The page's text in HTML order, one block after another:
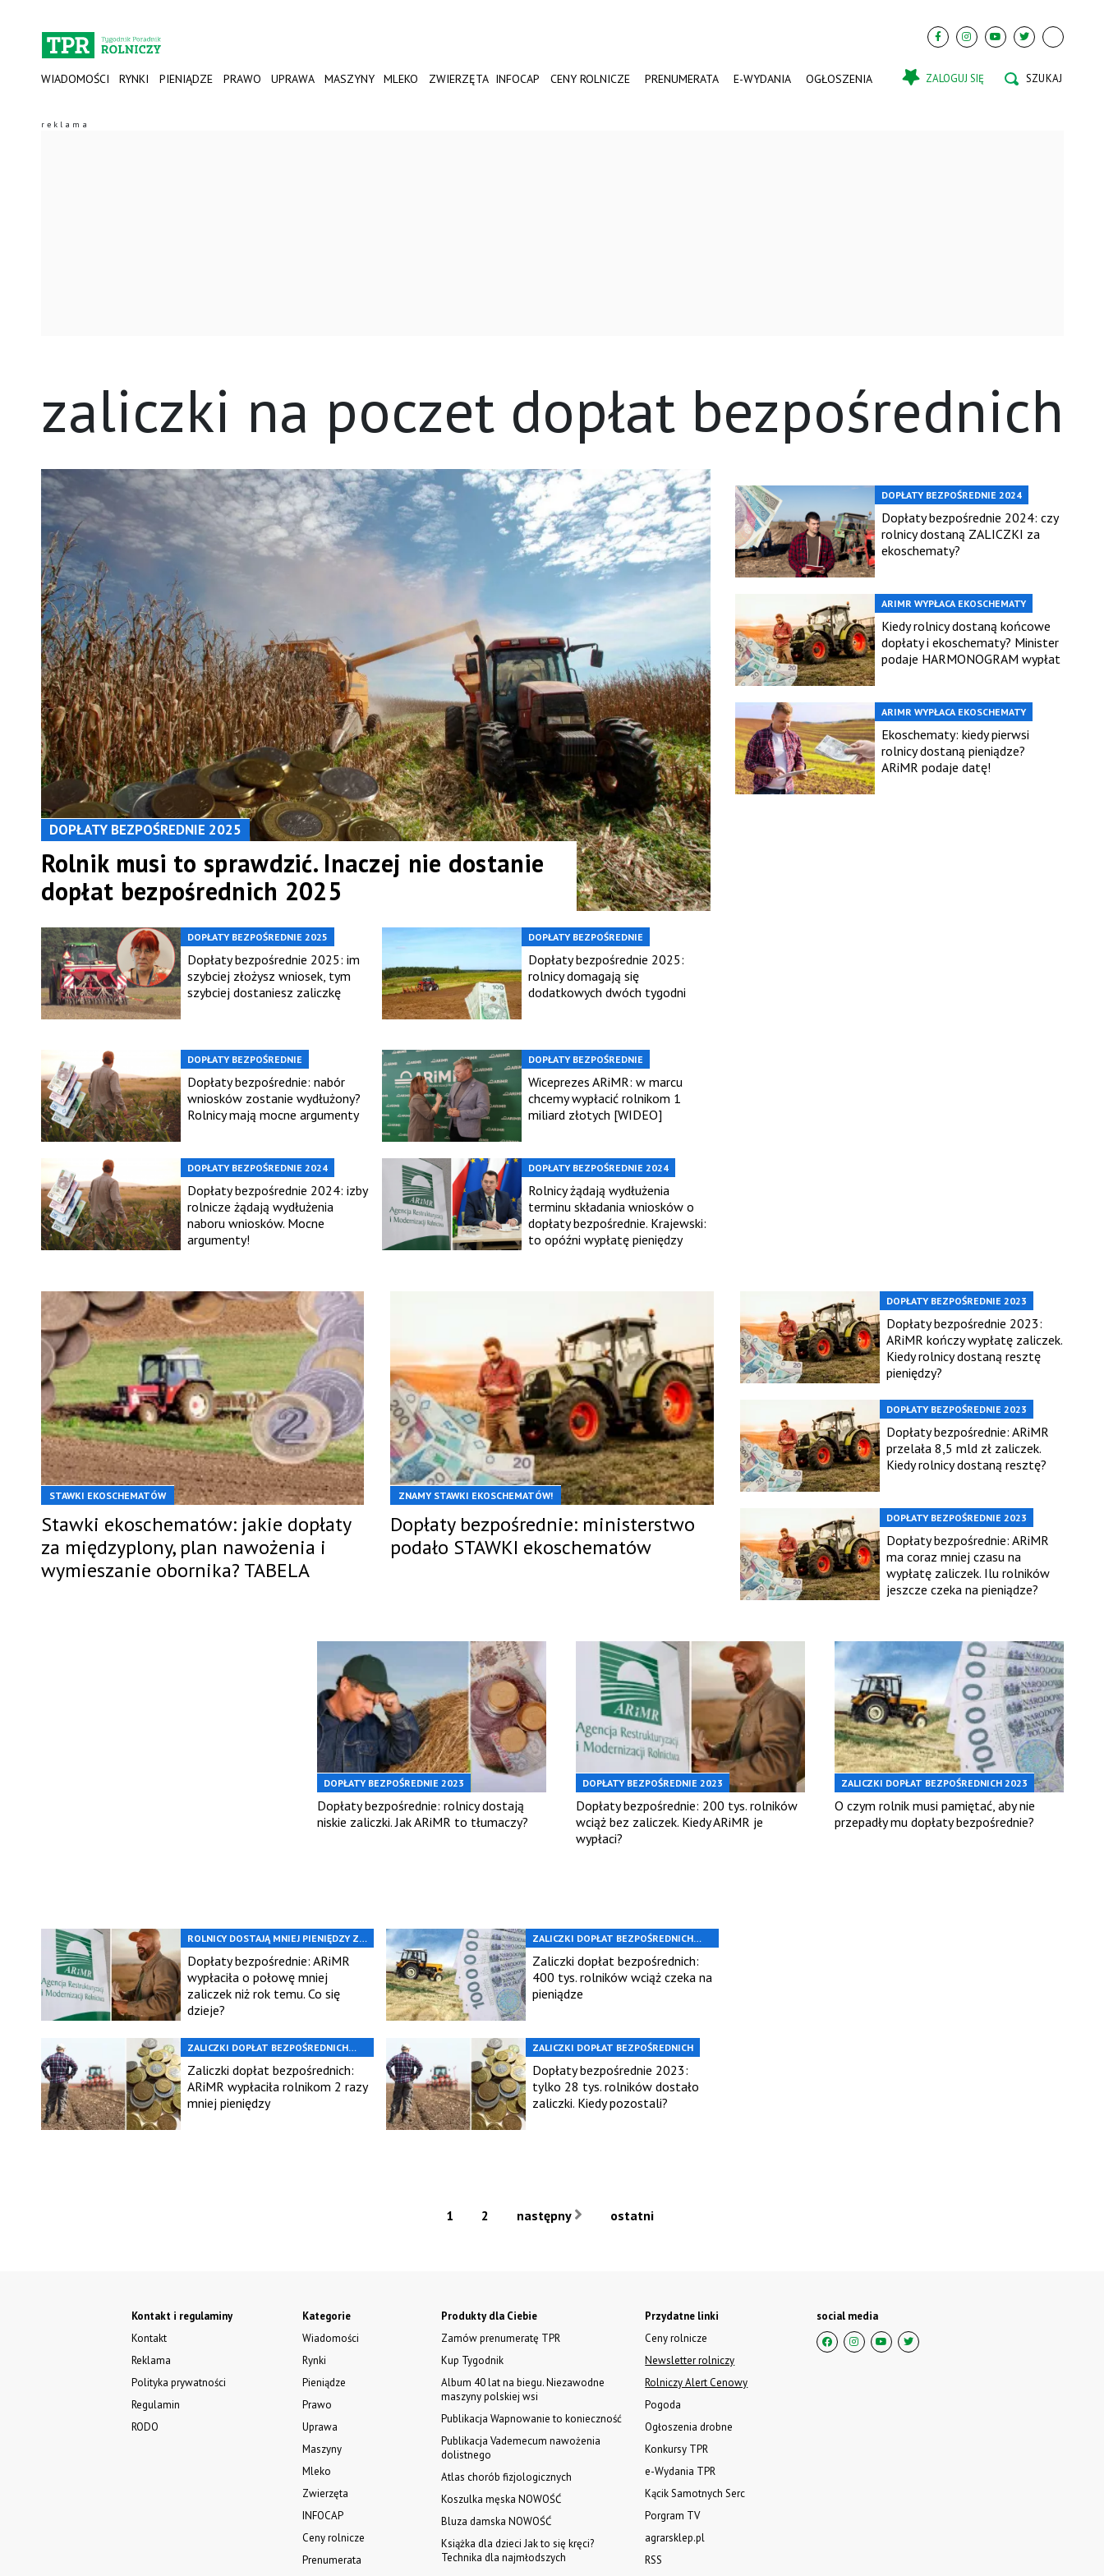
WIADOMOŚCI RYNKI PIENIĄDZE PRAWO UPRAWA MASZYNY MLEKO ZWIERZĘTA INFOCAP CENY ROLNICZE PRENUMERATA E-WYDANIA OGŁOSZENIA ZALOGUJ SIĘ
zaliczki na poczet dopłat bezpośrednich
DOPŁATY BEZPOŚREDNIE 2025
Rolnik musi to sprawdzić. Inaczej nie dostanie
dopłat bezpośrednich 2025
DOPŁATY BEZPOŚREDNIE 2025
Dopłaty bezpośrednie 2025: im
szybciej złożysz wniosek, tym
szybciej dostaniesz zaliczkę
DOPŁATY BEZPOŚREDNIE
Dopłaty bezpośrednie 2025:
rolnicy domagają się
dodatkowych dwóch tygodni
DOPŁATY BEZPOŚREDNIE
Dopłaty bezpośrednie: nabór
wniosków zostanie wydłużony?
Rolnicy mają mocne argumenty
DOPŁATY BEZPOŚREDNIE
Wiceprezes ARiMR: w marcu
chcemy wypłacić rolnikom 1
miliard złotych [WIDEO]
DOPŁATY BEZPOŚREDNIE 2024
Dopłaty bezpośrednie 2024: izby
rolnicze żądają wydłużenia
naboru wniosków. Mocne
argumenty!
DOPŁATY BEZPOŚREDNIE 2024
Rolnicy żądają wydłużenia
terminu składania wniosków o
dopłaty bezpośrednie. Krajewski:
to opóźni wypłatę pieniędzy
DOPŁATY BEZPOŚREDNIE 2024
Dopłaty bezpośrednie 2024: czy
rolnicy dostaną ZALICZKI za
ekoschematy?
ARIMR WYPŁACA EKOSCHEMATY
Kiedy rolnicy dostaną końcowe
dopłaty i ekoschematy? Minister
podaje HARMONOGRAM wypłat
ARIMR WYPŁACA EKOSCHEMATY
Ekoschematy: kiedy pierwsi
rolnicy dostaną pieniądze?
ARiMR podaje datę!
STAWKI EKOSCHEMATÓW
Stawki ekoschematów: jakie dopłaty
za międzyplony, plan nawożenia i
wymieszanie obornika? TABELA
ZNAMY STAWKI EKOSCHEMATÓW!
Dopłaty bezpośrednie: ministerstwo
podało STAWKI ekoschematów
DOPŁATY BEZPOŚREDNIE 2023
Dopłaty bezpośrednie 2023:
ARiMR kończy wypłatę zaliczek.
Kiedy rolnicy dostaną resztę
pieniędzy?
DOPŁATY BEZPOŚREDNIE 2023
Dopłaty bezpośrednie: ARiMR
przelała 8,5 mld zł zaliczek.
Kiedy rolnicy dostaną resztę?
DOPŁATY BEZPOŚREDNIE 2023
Dopłaty bezpośrednie: ARiMR
ma coraz mniej czasu na
wypłatę zaliczek. Ilu rolników
jeszcze czeka na pieniądze?
DOPŁATY BEZPOŚREDNIE 2023
Dopłaty bezpośrednie: rolnicy dostają
niskie zaliczki. Jak ARiMR to tłumaczy?
DOPŁATY BEZPOŚREDNIE 2023
Dopłaty bezpośrednie: 200 tys. rolników
wciąż bez zaliczek. Kiedy ARiMR je
wypłaci?
ZALICZKI DOPŁAT BEZPOŚREDNICH 2023
O czym rolnik musi pamiętać, aby nie
przepadły mu dopłaty bezpośrednie?
ROLNICY DOSTAJĄ MNIEJ PIENIĘDZY Z
ARIMR
Dopłaty bezpośrednie: ARiMR
wypłaciła o połowę mniej
zaliczek niż rok temu. Co się
dzieje?
ZALICZKI DOPŁAT BEZPOŚREDNICH
2023
Zaliczki dopłat bezpośrednich:
400 tys. rolników wciąż czeka na
pieniądze
ZALICZKI DOPŁAT BEZPOŚREDNICH
2023
Zaliczki dopłat bezpośrednich:
ARiMR wypłaciła rolnikom 2 razy
mniej pieniędzy
ZALICZKI DOPŁAT BEZPOŚREDNICH
Dopłaty bezpośrednie 2023:
tylko 28 tys. rolników dostało
zaliczki. Kiedy pozostali?
1 2 następny ostatni
Kontakt i regulaminy
Kontakt
Reklama
Polityka prywatności
Regulamin
RODO
Kategorie
Wiadomości
Rynki
Pieniądze
Prawo
Uprawa
Maszyny
Mleko
Zwierzęta
INFOCAP
Ceny rolnicze
Prenumerata
Produkty dla Ciebie
Zamów prenumeratę TPR
Kup Tygodnik
Album 40 lat na biegu. Niezawodne
maszyny polskiej wsi
Publikacja Wapnowanie to konieczność
Publikacja Vademecum nawożenia
dolistnego
Atlas chorób fizjologicznych
Koszulka męska NOWOŚĆ
Bluza damska NOWOŚĆ
Książka dla dzieci Jak to się kręci?
Technika dla najmłodszych
Przydatne linki
Ceny rolnicze
Newsletter rolniczy
Rolniczy Alert Cenowy
Pogoda
Ogłoszenia drobne
Konkursy TPR
e-Wydania TPR
Kącik Samotnych Serc
Porgram TV
agrarsklep.pl
RSS
social media